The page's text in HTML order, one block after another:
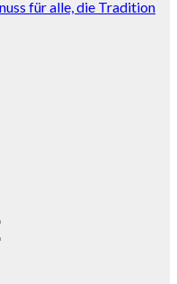
für alle, die Tradition